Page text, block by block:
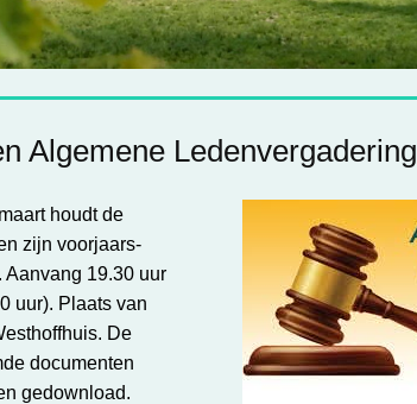
Algemene Ledenvergadering
houdt de
zijn voorjaars-
Aanvang 19.30 uur
uur). Plaats van
De
documenten
gedownload.